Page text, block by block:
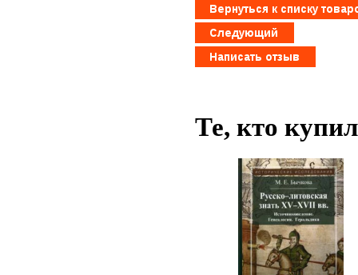
Те, кто